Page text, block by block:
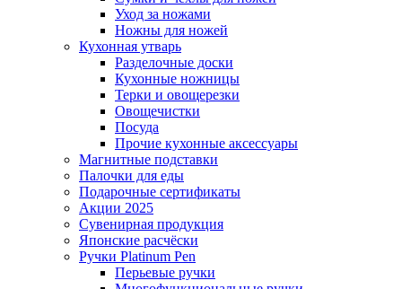
Уход за ножами
Ножны для ножей
Кухонная утварь
Разделочные доски
Кухонные ножницы
Терки и овощерезки
Овощечистки
Посуда
Прочие кухонные аксессуары
Магнитные подставки
Палочки для еды
Подарочные сертификаты
Акции 2025
Сувенирная продукция
Японские расчёски
Ручки Platinum Pen
Перьевые ручки